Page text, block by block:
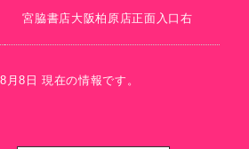
宮脇書店大阪柏原店正面入口右
月8日 現在の情報です。